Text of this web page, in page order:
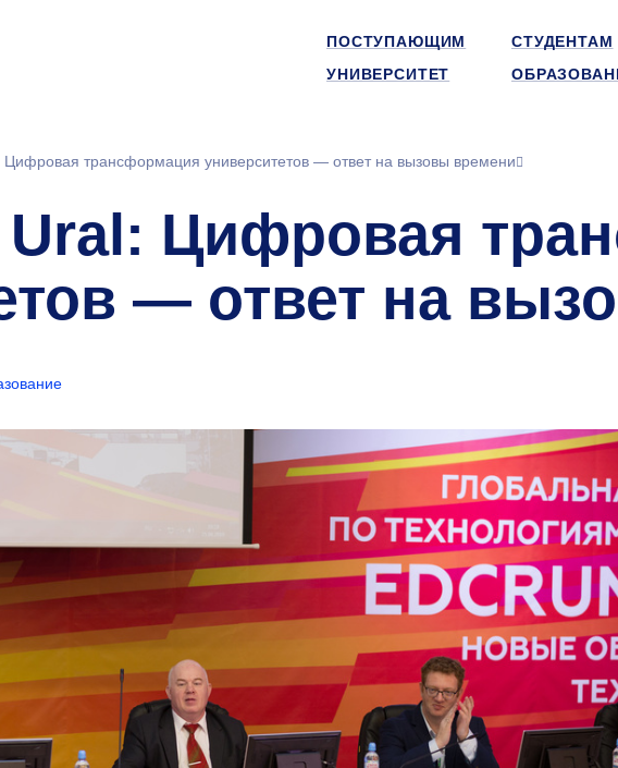
ПОСТУПАЮЩИМ
СТУДЕНТАМ
УНИВЕРСИТЕТ
Цифровая трансформация университетов — ответ на вызовы времени
Ural: Цифровая
— ответ на